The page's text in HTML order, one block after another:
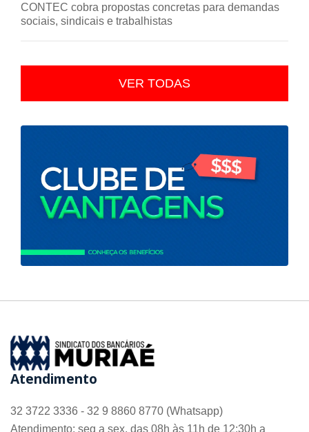
CONTEC cobra propostas concretas para demandas
sociais, sindicais e trabalhistas
VER TODAS
Atendimento
32 3722 3336 - 32 9 8860 8770 (Whatsapp)
Atendimento: seg a sex, das 08h às 11h de 12:30h a